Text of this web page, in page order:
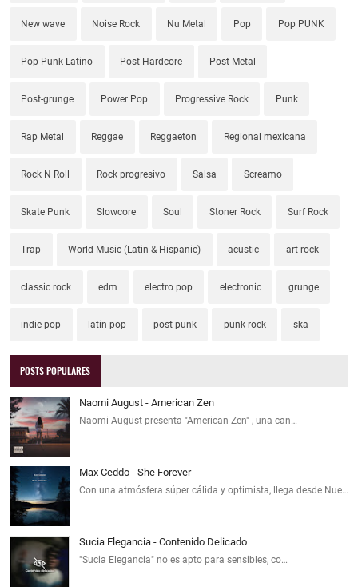
New wave Noise Rock Nu Metal Pop Pop PUNK
Pop Punk Latino Post-Hardcore Post-Metal
Post-grunge Power Pop Progressive Rock Punk
Rap Metal Reggae Reggaeton Regional mexicana
Rock N Roll Rock progresivo Salsa Screamo
Skate Punk Slowcore Soul Stoner Rock Surf Rock
Trap World Music (Latin & Hispanic) acustic art rock
classic rock edm electro pop electronic grunge
indie pop latin pop post-punk punk rock ska
POSTS POPULARES
Naomi August - American Zen
Naomi August presenta "American Zen" , una can…
Max Ceddo - She Forever
Con una atmósfera súper cálida y optimista, llega desde Nue…
Sucia Elegancia - Contenido Delicado
"Sucia Elegancia" no es apto para sensibles, co…